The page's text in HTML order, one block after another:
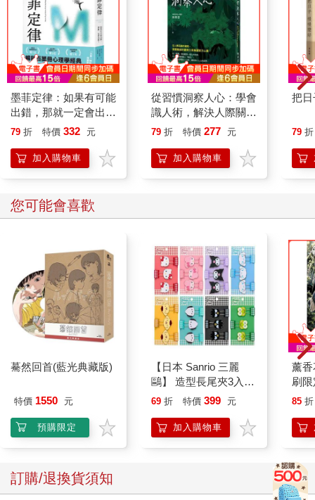
「為什麼你不早點提出來？」高衝突人士很容易把焦點放在過
去，為自己辯護，同時挑起爭端。你可以針對目前提案提出問
題，讓大家把重點鎖定未來。
在工作場合，這種誰也不甘示弱的反擊往往很快就被點燃，你該
做的，就是把焦點放在「建設性的提案」，趕快把火苗踩熄而非
「無謂的回應」。
墨菲定律：如果有可能
出錯，那就一定會出
錯！（令人深思的行為
心理效應！暢銷百萬冊
的日常行為心理指南）
79 折 特價 332 元
加入購物車
從習慣洞察人心：學會
識人術，解決人際關係
的所有煩惱
79 折 特價 277 元
加入購物車
把
79 折
您可能會喜歡
驀然回首(藍光典藏版)
特價 1550 元
預購限定
【日本 Sanrio 三麗
鷗】 造型長尾夾3入組
(8款可選) 凱蒂貓 Hello
企鵝
69 折 特價 399 元
加入購物車
薰
刷
85 折
訂購/退換貨須知